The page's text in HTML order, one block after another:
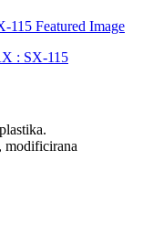
modificirana